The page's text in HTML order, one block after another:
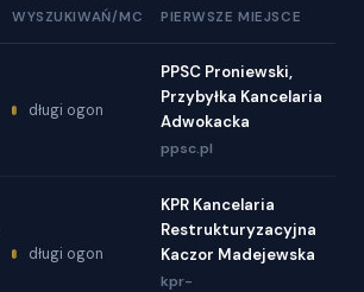
WYSZUKIWAŃ/MC PIERWSZE MIEJSCE
długi ogon
PPSC Proniewski,
Przybyłka Kancelaria
Adwokacka
ppsc.pl
długi ogon
KPR Kancelaria
Restrukturyzacyjna
Kaczor Madejewska
kpr-